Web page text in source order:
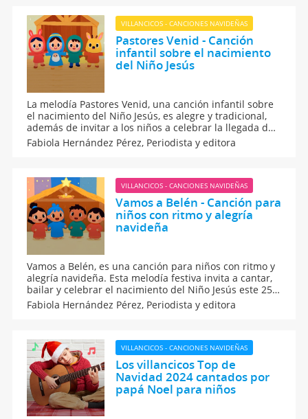
VILLANCICOS - CANCIONES NAVIDEÑAS
Pastores Venid - Canción
infantil sobre el nacimiento
del Niño Jesús
La melodía Pastores Venid, una canción infantil sobre
el nacimiento del Niño Jesús, es alegre y tradicional,
además de invitar a los niños a celebrar la llegada del
Salvador, es ideal para cantar en familia. Transmite
valores de fe, amor y esperanza, y es una forma
Fabiola Hernández Pérez, Periodista y editora
VILLANCICOS - CANCIONES NAVIDEÑAS
Vamos a Belén - Canción para
niños con ritmo y alegría
navideña
Vamos a Belén, es una canción para niños con ritmo y
alegría navideña. Esta melodía festiva invita a cantar,
bailar y celebrar el nacimiento del Niño Jesús este 25
de diciembre. Además, es perfecta para compartir en
familia o en el cole durante la Navidad, ya que está
Fabiola Hernández Pérez, Periodista y editora
VILLANCICOS - CANCIONES NAVIDEÑAS
Los villancicos Top de
Navidad 2024 cantados por
papá Noel para niños